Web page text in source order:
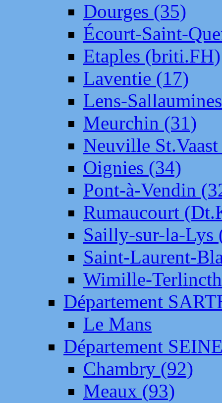
Dourges (35)
Écourt-Saint-
Etaples (briti.FH)
Laventie (17)
Lens-
Meurchin (31)
Neuville
Oignies (34)
Pont-à-Vendin
Rumaucourt
Sailly-sur-la-Lys
Saint-Laurent-
Wimille-
Département
Le Mans
Département
Chambry (92)
Meaux (93)